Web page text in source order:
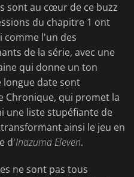
sont au cœur de ce buzz
du chapitre 1 ont
comme l'un des
de la série, avec une
qui donne un ton
longue date sont
Chronique, qui promet la
une liste stupéfiante de
ainsi le jeu en
d'Inazuma Eleven.
ne sont pas tous